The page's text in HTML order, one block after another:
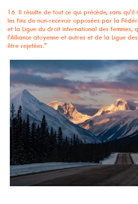
16. Il résulte de tout ce qui précède, sans qu'il
les fins de non-recevoir opposées par la
et la Ligue du droit international des femmes,
l'Alliance citoyenne et autres et de la Ligue
être rejetées."